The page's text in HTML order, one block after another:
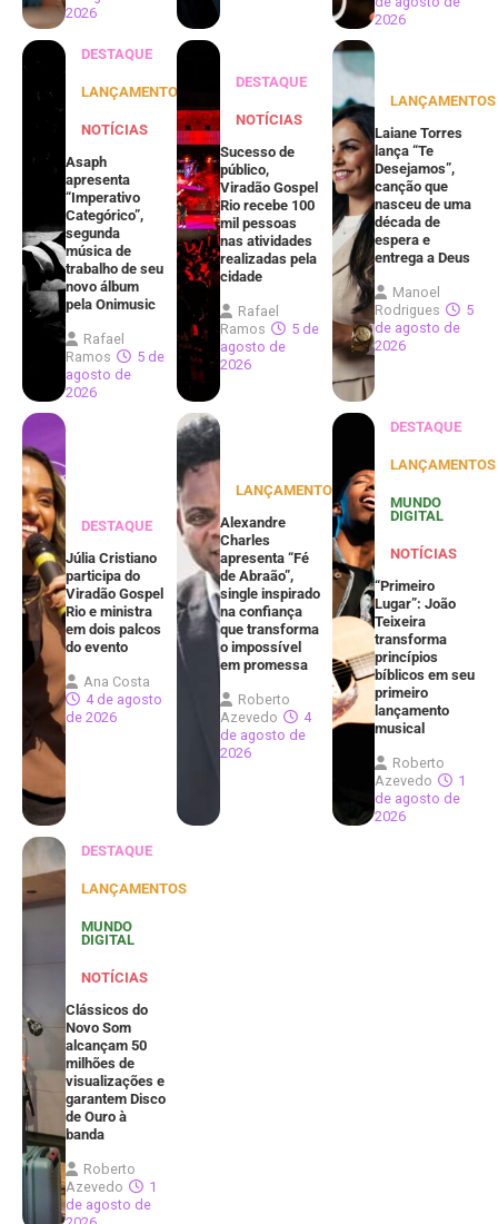
2026
2026
DESTAQUE
LANÇAMENTOS
NOTÍCIAS
Asaph
apresenta
“Imperativo
Categórico”,
segunda
música de
trabalho de seu
novo álbum
pela Onimusic
Rafael
Ramos
5 de
agosto de
2026
DESTAQUE
NOTÍCIAS
Sucesso de
público,
Viradão Gospel
Rio recebe 100
mil pessoas
nas atividades
realizadas pela
cidade
Rafael
Ramos
5 de
agosto de
2026
LANÇAMENTOS
Laiane Torres
lança “Te
Desejamos”,
canção que
nasceu de uma
década de
espera e
entrega a Deus
Manoel
Rodrigues
5
de agosto de
2026
DESTAQUE
Júlia Cristiano
participa do
Viradão Gospel
Rio e ministra
em dois palcos
do evento
Ana Costa
4 de agosto
de 2026
LANÇAMENTOS
Alexandre
Charles
apresenta “Fé
de Abraão”,
single inspirado
na confiança
que transforma
o impossível
em promessa
Roberto
Azevedo
4
de agosto de
2026
DESTAQUE
LANÇAMENTOS
MUNDO
DIGITAL
NOTÍCIAS
“Primeiro
Lugar”: João
Teixeira
transforma
princípios
bíblicos em seu
primeiro
lançamento
musical
Roberto
Azevedo
1
de agosto de
2026
DESTAQUE
LANÇAMENTOS
MUNDO
DIGITAL
NOTÍCIAS
Clássicos do
Novo Som
alcançam 50
milhões de
visualizações e
garantem Disco
de Ouro à
banda
Roberto
Azevedo
1
de agosto de